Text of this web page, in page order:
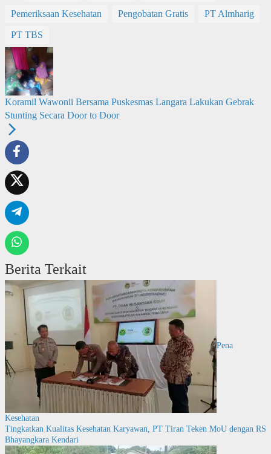
Pemeriksaan Kesehatan Pengobatan Gratis PT Almharig
PT TBS
Koramil Wawonii Bersama Puskesmas Langara Lakukan Gebrak
Stunting Secara Door to Door
Berita Terkait
Pena
Kesehatan
Tingkatkan Kualitas Kesehatan Karyawan, PT Tiran Teken MoU dengan RS
Bhayangkara Kendari